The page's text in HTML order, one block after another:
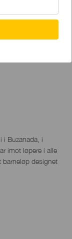
i Buzanada, i
imot løpere i alle
barneløp designet